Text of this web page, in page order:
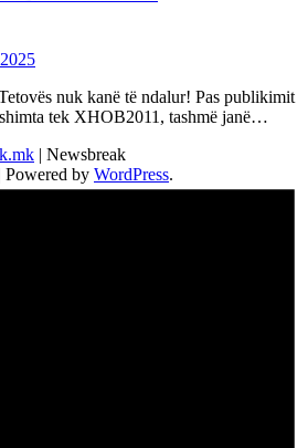
nuk kanë të ndalur! Pas publikimit
tek XHOB2011, tashmë janë…
| Newsbreak
by WordPress.